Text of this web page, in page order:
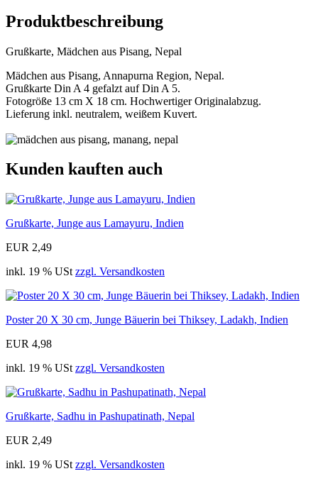
Produktbeschreibung
Grußkarte, Mädchen aus Pisang, Nepal
Mädchen aus Pisang, Annapurna Region, Nepal.
Grußkarte Din A 4 gefalzt auf Din A 5.
Fotogröße 13 cm X 18 cm. Hochwertiger Originalabzug.
Lieferung inkl. neutralem, weißem Kuvert.
Kunden kauften auch
Grußkarte, Junge aus Lamayuru, Indien
EUR 2,49
inkl. 19 % USt zzgl. Versandkosten
Poster 20 X 30 cm, Junge Bäuerin bei Thiksey, Ladakh, Indien
EUR 4,98
inkl. 19 % USt zzgl. Versandkosten
Grußkarte, Sadhu in Pashupatinath, Nepal
EUR 2,49
inkl. 19 % USt zzgl. Versandkosten